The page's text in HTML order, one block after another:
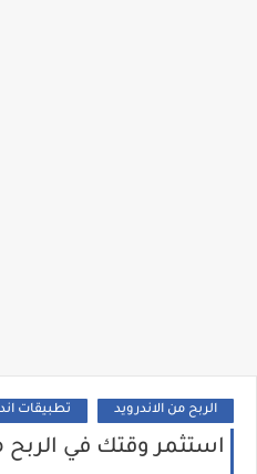
الربح من الاندرويد تطبيقات
استثمر وقتك في الربح